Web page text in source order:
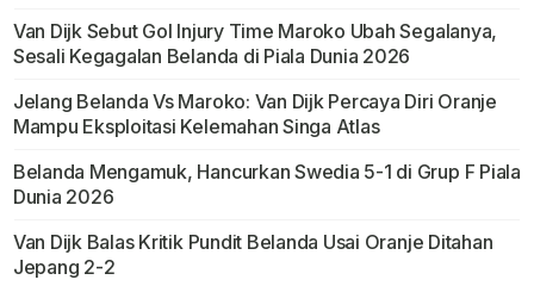
Van Dijk Sebut Gol Injury Time Maroko Ubah Segalanya,
Sesali Kegagalan Belanda di Piala Dunia 2026
Jelang Belanda Vs Maroko: Van Dijk Percaya Diri Oranje
Mampu Eksploitasi Kelemahan Singa Atlas
Belanda Mengamuk, Hancurkan Swedia 5-1 di Grup F Piala
Dunia 2026
Van Dijk Balas Kritik Pundit Belanda Usai Oranje Ditahan
Jepang 2-2